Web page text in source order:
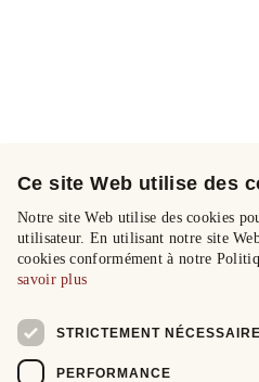
Ce site Web utilise des
Notre site Web utilise des cookies
utilisateur. En utilisant notre site
cookies conformément à notre
savoir plus
STRICTEMENT
PERFORMANCE